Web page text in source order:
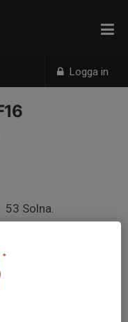
Logga in
53 Solna.
fotbollsskor